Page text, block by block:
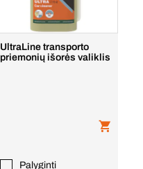
UltraLine transporto
priemonių išorės valiklis
Palyginti